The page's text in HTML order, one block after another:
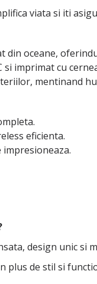
viata si iti
oceane,
imprimat cu
mentinand
eficienta.
impresioneaza.
design unic si
plus de stil si